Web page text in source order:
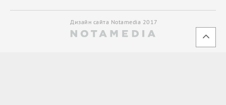
Дизайн сайта Notamedia 2017